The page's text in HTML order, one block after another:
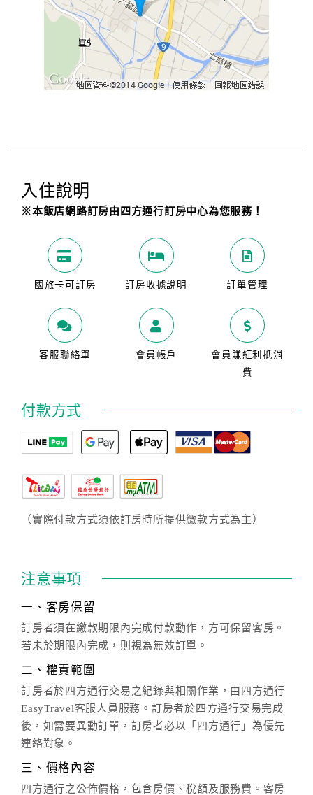
入住說明
※本飯店網路訂房由四方通行訂房中心為您服務！
國旅卡可訂房 訂房收據說明 訂單管理
客服聯絡單 會員帳戶
會員賺紅利抵消
費
付款方式
（實際付款方式須依訂房時所提供繳款方式為主）
注意事項
一、客房保留
訂房者須在繳款期限內完成付款動作，方可保留客房。
若未於期限內完成，則視為無效訂單。
二、權責範圍
訂房者於四方通行交易之紀錄與相關作業，由四方通行
EasyTravel客服人員服務。訂房者於四方通行交易完成
後，如需要異動訂單，訂房者必以「四方通行」為優先
連絡對象。
三、價格內容
四方通行之公佈價格，包含房價、稅額及服務費。客房